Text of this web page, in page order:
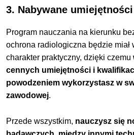
3. Nabywane umiejętności
Program nauczania na kierunku
ochrona radiologiczna będzie miał
charakter praktyczny, dzięki czemu
cennych umiejętności i
powodzeniem wykorzystasz w
zawodowej.
Przede wszystkim, nauczysz się